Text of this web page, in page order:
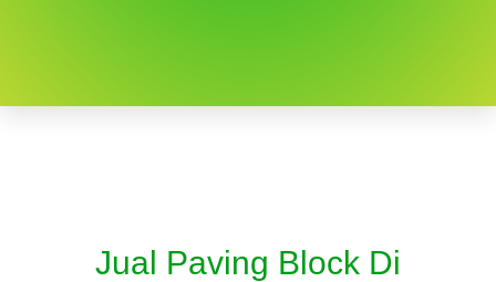
Jual Paving Block Di